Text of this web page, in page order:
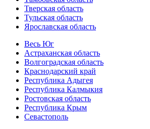
Тверская область
Тульская область
Ярославская область
Весь Юг
Астраханская область
Волгоградская область
Краснодарский край
Республика Адыгея
Республика Калмыкия
Ростовская область
Республика Крым
Севастополь